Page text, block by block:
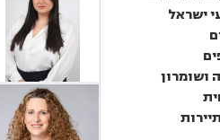
ישראל
ושומרון